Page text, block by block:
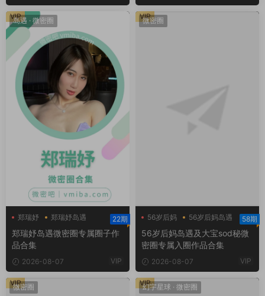
岛遇 · 微密圈
郑瑞妤
郑瑞妤岛遇
郑瑞妤微博
22期
郑瑞妤岛遇微密圈专属圈子作
品合集
2026-08-07 VIP
VIP 微密圈
56岁后妈
56岁后妈岛遇
大宝sod秘
58期
56岁后妈岛遇及大宝sod秘微
密圈专属入圈作品合集
2026-08-07 VIP
VIP
微密圈
VIP 幻宇星球 · 微密圈
VIP